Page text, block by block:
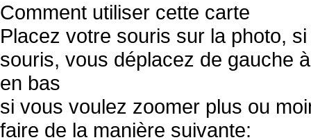
Comment utiliser cette carte
Placez votre souris sur la photo,
souris, vous déplacez de gauche
en bas
si vous voulez zoomer plus ou
faire de la manière suivante: